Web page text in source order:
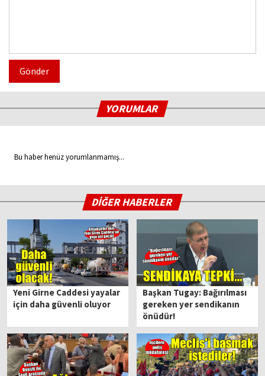
Gönder
YORUMLAR
Bu haber henüz yorumlanmamış...
DİĞER HABERLER
Yeni Girne Caddesi yayalar
için daha güvenli oluyor
Başkan Tugay: Bağırılması
gereken yer sendikanın
önüdür!